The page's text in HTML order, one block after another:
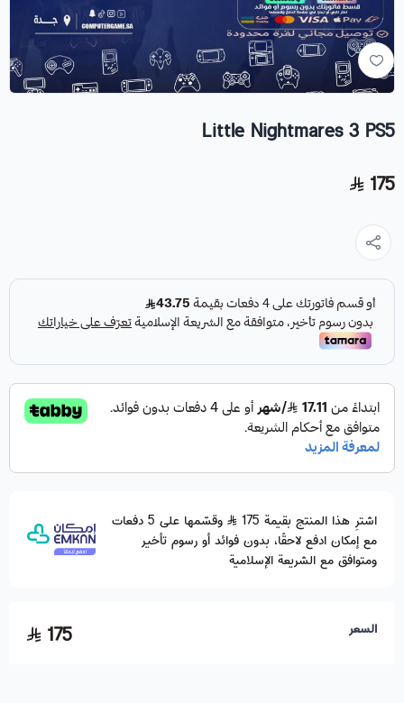
Little Nightmares 3 PS5
175
اشترِ هذا المنتج بقيمة 175
وقسّمها على 5 دفعات
مع إمكان ادفع لاحقًا، بدون فوائد أو رسوم تأخير
ومتوافق مع الشريعة الإسلامية
السعر 175